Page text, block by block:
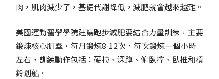
肉，肌肉減少了，基礎代謝降低，減肥就會越來越難。
美國運動醫學學院建議跑步減肥要結合力量訓練，主要
鍛煉核心肌羣，每月鍛煉8-12次，每次鍛煉一個小時
左右，訓練動作包括：硬拉、深蹲、俯臥撑、臥推和槓
鈴划船。